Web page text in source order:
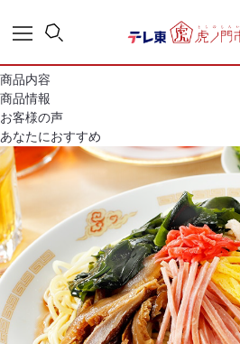
商品内容
商品情報
お客様の声
あなたにおすすめ